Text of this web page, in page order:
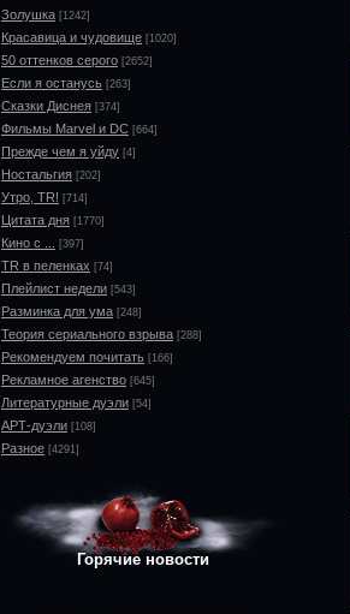
Золушка [1242]
Красавица и чудовище [1020]
50 оттенков серого [2652]
Если я останусь [263]
Сказки Диснея [374]
Фильмы Marvel и DC [664]
Прежде чем я уйду [4]
Ностальгия [202]
Утро, TR! [714]
Цитата дня [1770]
Кино с ... [397]
TR в пеленках [74]
Плейлист недели [543]
Разминка для ума [248]
Теория сериального взрыва [288]
Рекомендуем почитать [166]
Рекламное агенство [645]
Литературные дуэли [54]
АРТ-дуэли [108]
Разное [4291]
Горячие новости